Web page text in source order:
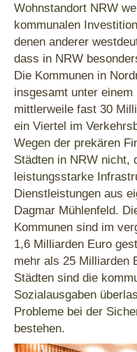
Wohnstandort NRW
kommunalen
denen anderer
dass in NRW
Die Kommunen in
insgesamt unter
mittlerweile fast 30
ein Viertel im
Wegen der prekären
Städten in NRW nicht,
leistungsstarke
Dienstleistungen aus
Dagmar Mühlenfeld.
Kommunen sind im
1,6 Milliarden Euro
mehr als 25 Milliarden
Städten sind die
Sozialausgaben
Probleme bei der
bestehen.